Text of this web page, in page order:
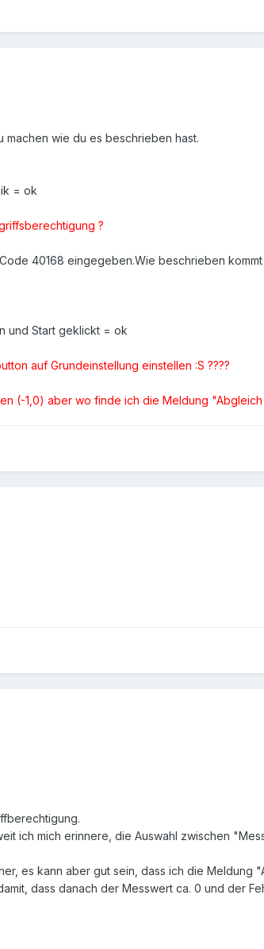
machen wie du es beschrieben hast.
= ok
?
40168 eingegeben.Wie beschrieben
und Start geklickt = ok
auf Grundeinstellung einstellen :S ????
(-1,0) aber wo finde ich die Meldung "Abgleich
ich mich erinnere, die Auswahl zwischen
es kann aber gut sein, dass ich die Meldung
dass danach der Messwert ca. 0 und der